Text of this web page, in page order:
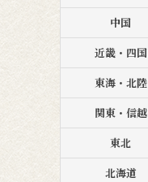
中国
近畿・四国
東海・北陸
関東・信越
東北
北海道